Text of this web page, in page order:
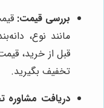
بررسی قیمت:
مانند نوع،
قبل از خرید،
تخفیف بگیرید.
دریافت